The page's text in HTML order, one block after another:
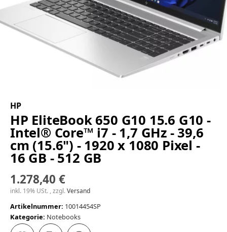
HP
HP EliteBook 650 G10 15.6 G10 -
Intel® Core™ i7 - 1,7 GHz - 39,6
cm (15.6") - 1920 x 1080 Pixel -
16 GB - 512 GB
1.278,40 €
inkl. 19% USt. , zzgl.Versand
Artikelnummer: 10014454SP
Kategorie: Notebooks